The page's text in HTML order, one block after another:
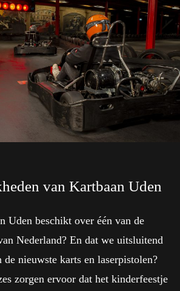
van Kartbaan Uden
Uden beschikt over één van de
Nederland? En dat we uitsluitend
de nieuwste karts en laserpistolen?
zorgen ervoor dat het kinderfeestje